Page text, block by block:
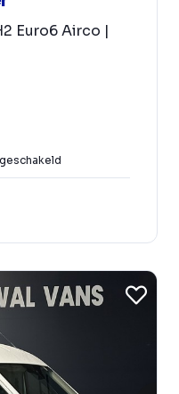
Euro6 Airco |